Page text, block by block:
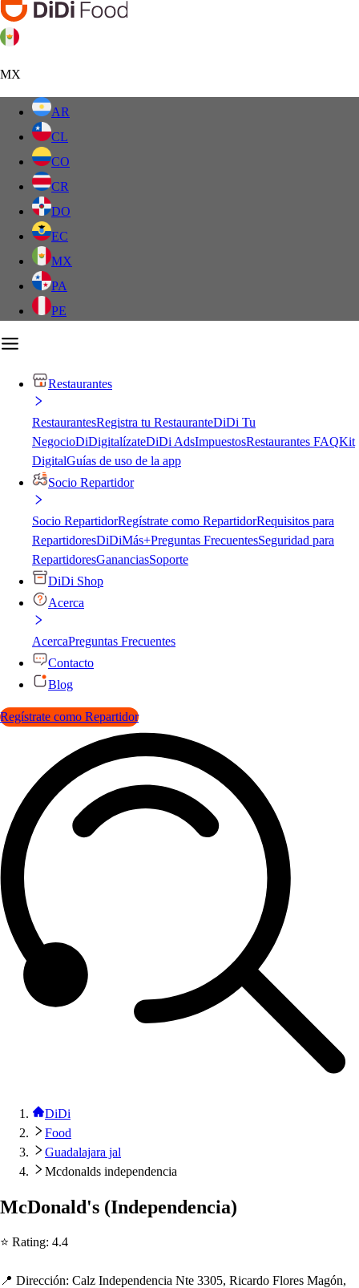
MX
AR
CL
CO
CR
DO
EC
MX
PA
PE
Restaurantes
RestaurantesRegistra tu RestauranteDiDi Tu
NegocioDiDigitalízateDiDi AdsImpuestosRestaurantes FAQKit
DigitalGuías de uso de la app
Socio Repartidor
Socio RepartidorRegístrate como RepartidorRequisitos para
RepartidoresDiDiMás+Preguntas FrecuentesSeguridad para
RepartidoresGananciasSoporte
DiDi Shop
Acerca
AcercaPreguntas Frecuentes
Contacto
Blog
Regístrate como Repartidor
DiDi
Food
Guadalajara jal
Mcdonalds independencia
McDonald's (Independencia)
⭐ Rating: 4.4
📍 Dirección: Calz Independencia Nte 3305, Ricardo Flores Magón,